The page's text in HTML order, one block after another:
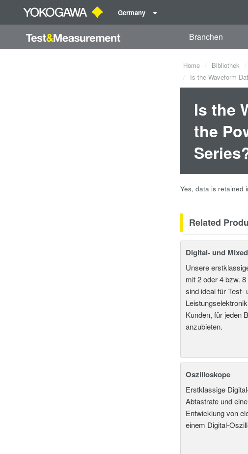
Germany
Branchen
Home Bibliothek
Is the Waveform
Is the
the
Yes, data is retained
Related
Digital- und
Unsere
mit 2 oder 4 bzw.
sind ideal für Test-
Kunden, für jeden
anzubieten.
Oszilloskope
Erstklassige
Abtastrate und
Entwicklung von
einem Digital-